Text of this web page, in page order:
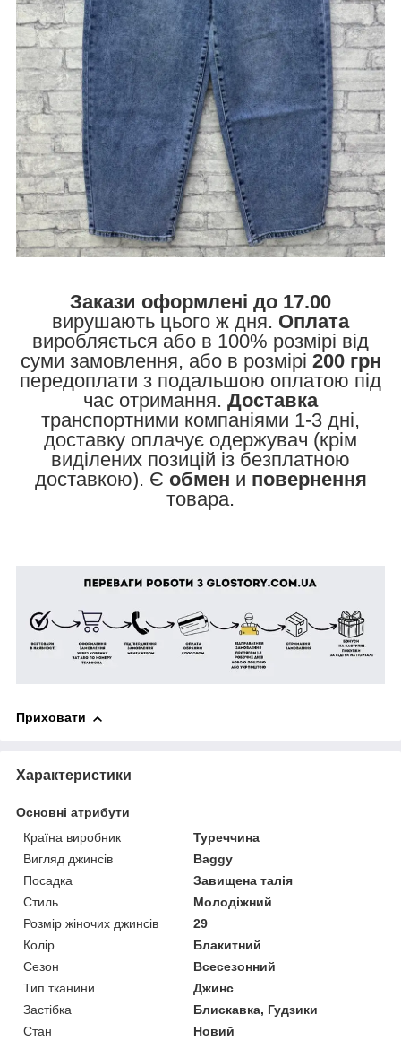
Закази оформлені до 17.00
вирушають цього ж дня. Оплата
виробляється або в 100% розмірі від
суми замовлення, або в розмірі 200 грн
передоплати з подальшою оплатою під
час отримання. Доставка
транспортними компаніями 1-3 дні,
доставку оплачує одержувач (крім
виділених позицій із безплатною
доставкою). Є обмен и повернення
товара.
Приховати
Характеристики
Основні атрибути
Країна виробник
Туреччина
Вигляд джинсів
Baggy
Посадка
Завищена талія
Стиль
Молодіжний
Розмір жіночих джинсів
29
Колір
Блакитний
Сезон
Всесезонний
Тип тканини
Джинс
Застібка
Блискавка, Гудзики
Стан
Новий